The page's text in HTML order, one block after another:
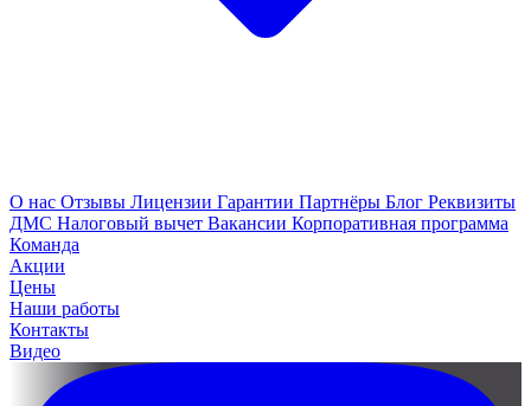
О нас Отзывы Лицензии Гарантии Партнёры Блог Реквизиты
ДМС Налоговый вычет Вакансии Корпоративная программа
Команда
Акции
Цены
Наши работы
Контакты
Видео